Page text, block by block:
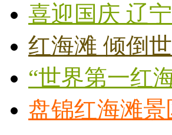
喜迎国庆 辽
红海滩 倾倒
“世界第一红
盘锦红海滩